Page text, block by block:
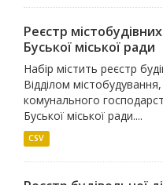
Реєстр
Буської міської ради
Набір містить реєстр
Відділом
комунального
Буської міської ради....
CSV